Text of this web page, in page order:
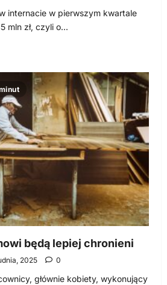
internacie w pierwszym kwartale
mln zł, czyli o...
będą lepiej chronieni
2025 0
głównie kobiety, wykonujący